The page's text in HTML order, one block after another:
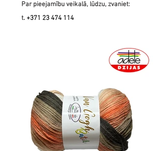
Par pieejamību veikalā, lūdzu, zvaniet:
t. +371 23 474 114